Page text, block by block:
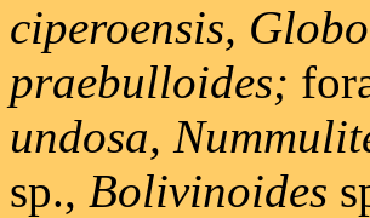
ciperoensis,
praebulloides;
undosa,
sp., Bolivinoides